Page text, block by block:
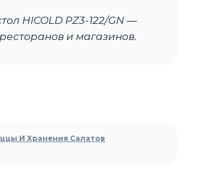
HICOLD PZ3-122/GN —
и магазинов.
И Хранения Салатов